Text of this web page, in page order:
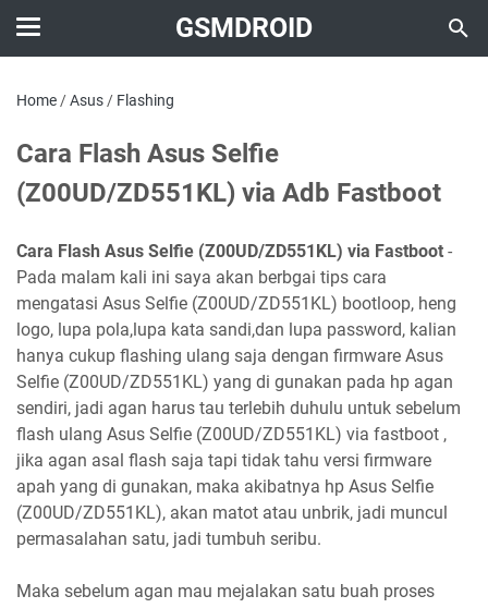
GSMDROID
Home /Asus / Flashing
Cara Flash Asus Selfie
(Z00UD/ZD551KL) via Adb Fastboot
Cara Flash Asus Selfie (Z00UD/ZD551KL) via Fastboot -
Pada malam kali ini saya akan berbgai tips cara
mengatasi Asus Selfie (Z00UD/ZD551KL) bootloop, heng
logo, lupa pola,lupa kata sandi,dan lupa password, kalian
hanya cukup flashing ulang saja dengan firmware Asus
Selfie (Z00UD/ZD551KL) yang di gunakan pada hp agan
sendiri, jadi agan harus tau terlebih duhulu untuk sebelum
flash ulang Asus Selfie (Z00UD/ZD551KL) via fastboot ,
jika agan asal flash saja tapi tidak tahu versi firmware
apah yang di gunakan, maka akibatnya hp Asus Selfie
(Z00UD/ZD551KL), akan matot atau unbrik, jadi muncul
permasalahan satu, jadi tumbuh seribu.
Maka sebelum agan mau mejalakan satu buah proses